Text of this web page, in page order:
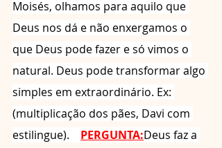
Moisés, olhamos para aquilo que
Deus nos dá e não enxergamos o
que Deus pode fazer e só vimos o
natural. Deus pode transformar algo
simples em extraordinário. Ex:
(multiplicação dos pães, Davi com
estilingue). PERGUNTA:Deus faz a